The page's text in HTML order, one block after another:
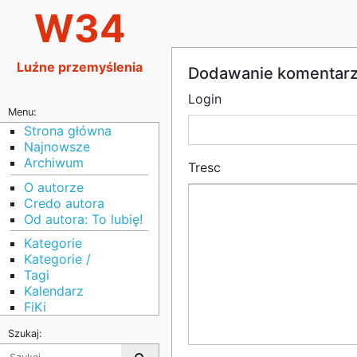
W34
Luźne przemyślenia
Menu:
Strona główna
Najnowsze
Archiwum
O autorze
Credo autora
Od autora: To lubię!
Kategorie
Kategorie /
Tagi
Kalendarz
FiKi
Szukaj:
Dodawanie
Login
Tresc